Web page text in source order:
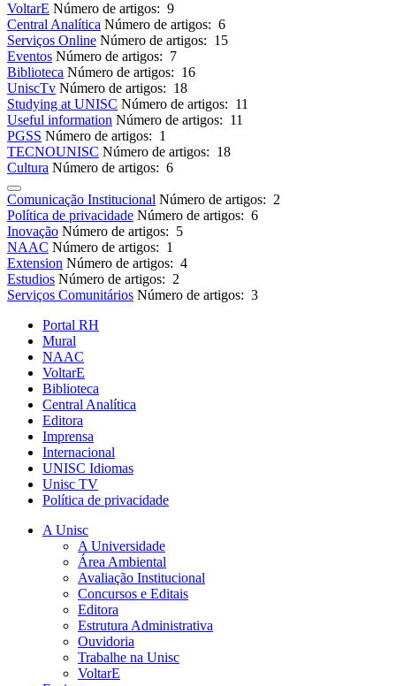
VoltarE Número de artigos: 9
Central Analítica Número de artigos: 6
Serviços Online Número de artigos: 15
Eventos Número de artigos: 7
Biblioteca Número de artigos: 16
UniscTv Número de artigos: 18
Studying at UNISC Número de artigos: 11
Useful information Número de artigos: 11
PGSS Número de artigos: 1
TECNOUNISC Número de artigos: 18
Cultura Número de artigos: 6
Comunicação Institucional Número de artigos: 2
Política de privacidade Número de artigos: 6
Inovação Número de artigos: 5
NAAC Número de artigos: 1
Extension Número de artigos: 4
Estudios Número de artigos: 2
Serviços Comunitários Número de artigos: 3
Portal RH
Mural
NAAC
VoltarE
Biblioteca
Central Analítica
Editora
Imprensa
Internacional
UNISC Idiomas
Unisc TV
Política de privacidade
A Unisc
A Universidade
Área Ambiental
Avaliação Institucional
Concursos e Editais
Editora
Estrutura Administrativa
Ouvidoria
Trabalhe na Unisc
VoltarE